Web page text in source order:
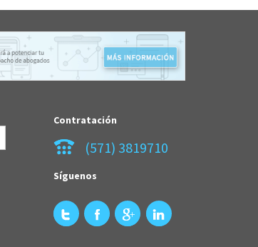
Contratación
(571) 3819710
Síguenos